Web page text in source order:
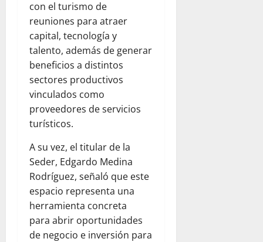
con el turismo de
reuniones para atraer
capital, tecnología y
talento, además de generar
beneficios a distintos
sectores productivos
vinculados como
proveedores de servicios
turísticos.
A su vez, el titular de la
Seder, Edgardo Medina
Rodríguez, señaló que este
espacio representa una
herramienta concreta
para abrir oportunidades
de negocio e inversión para